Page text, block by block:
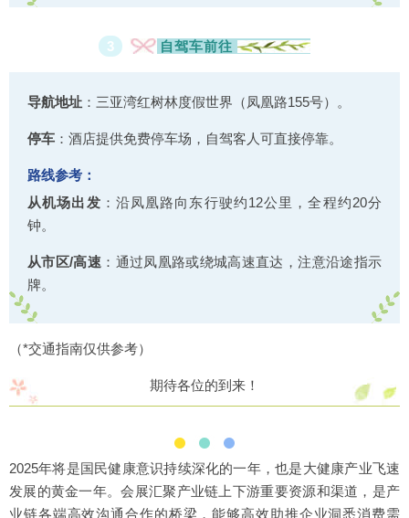
3 自驾车前往
‌导航地址 ‌：三亚湾红树林度假世界（凤凰路155号）‌。
停车‌ ：酒店提供免费停车场，自驾客人可直接停靠‌。
路线参考‌：
从机场出发 ：沿凤凰路向东行驶约12公里，全程约20分
钟‌。
从市区/高速 ：通过凤凰路或绕城高速直达，注意沿途指示
牌。
（*交通指南仅供参考）
期待各位的到来！
2025年将是国民健康意识持续深化的一年，也是大健康产业飞速
发展的黄金一年。会展汇聚产业链上下游重要资源和渠道，是产
业链各端高效沟通合作的桥梁，能够高效助推企业洞悉消费需